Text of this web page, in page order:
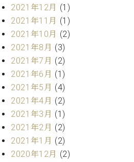
ク
セ
ス
お
問
い
わ
せ
ー
2021年12月 (1)
2021年11月 (1)
2021年10月 (2)
2021年8月 (3)
2021年7月 (2)
2021年6月 (1)
2021年5月 (4)
2021年4月 (2)
2021年3月 (1)
2021年2月 (2)
2021年1月 (2)
2020年12月 (2)